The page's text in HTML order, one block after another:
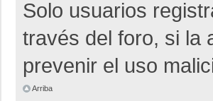
Solo usuarios
través del foro, si la
prevenir el uso
Arriba